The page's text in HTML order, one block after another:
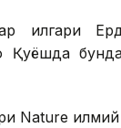
илгари
Қуёшда
Nature